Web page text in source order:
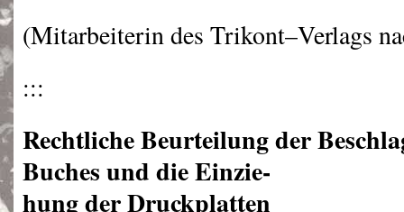
(Mitarbeiterin des Trikont–Verlags
:::
Rechtliche Beurteilung der
Buches und die Einzie-
hung der Druckplatten